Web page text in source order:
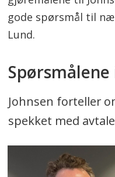
gode spørsmål til
Lund.
Johnsen forteller
spekket med